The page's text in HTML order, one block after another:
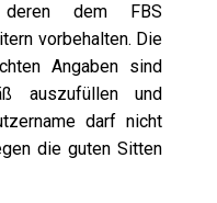
dem FBS
vorbehalten. Die
Angaben sind
auszufüllen und
darf nicht
die guten Sitten